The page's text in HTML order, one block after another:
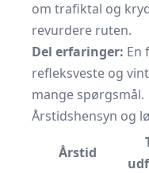
om trafiktal og
revurdere ruten.
Del erfaringer: En
refleksveste og
mange spørgsmål.
Årstids­hensyn og
Årstid